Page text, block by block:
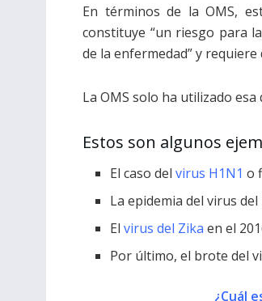
En términos de la OMS,
constituye “un riesgo para
de la enfermedad” y
La OMS solo ha utilizado
Estos son algunos
El caso delvirus H1N1 o
La epidemia del virus
Elvirus del Zika en el
Por último, el brote del
¿Cuál